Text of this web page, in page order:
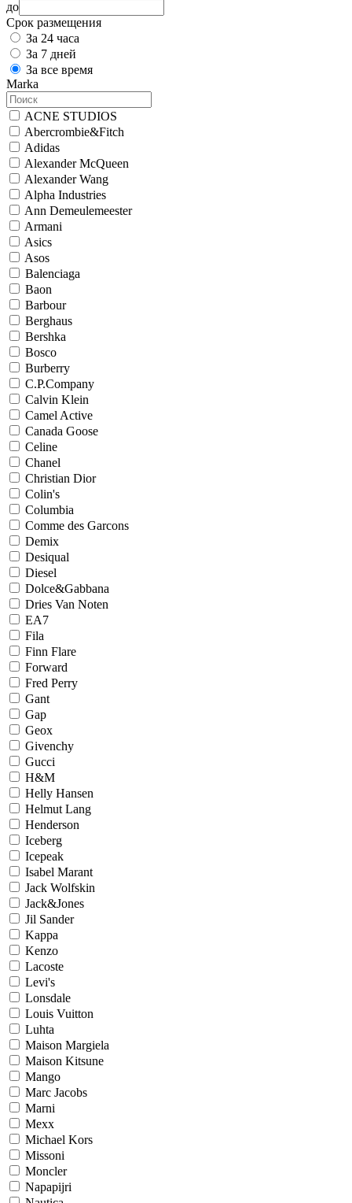
до
Срок размещения
За 24 часа
За 7 дней
За все время
Marka
ACNE STUDIOS
Abercrombie&Fitch
Adidas
Alexander McQueen
Alexander Wang
Alpha Industries
Ann Demeulemeester
Armani
Asics
Asos
Balenciaga
Baon
Barbour
Berghaus
Bershka
Bosco
Burberry
C.P.Company
Calvin Klein
Camel Active
Canada Goose
Celine
Chanel
Christian Dior
Colin's
Columbia
Comme des Garcons
Demix
Desiqual
Diesel
Dolce&Gabbana
Dries Van Noten
EA7
Fila
Finn Flare
Forward
Fred Perry
Gant
Gap
Geox
Givenchy
Gucci
H&M
Helly Hansen
Helmut Lang
Henderson
Iceberg
Icepeak
Isabel Marant
Jack Wolfskin
Jack&Jones
Jil Sander
Kappa
Kenzo
Lacoste
Levi's
Lonsdale
Louis Vuitton
Luhta
Maison Margiela
Maison Kitsune
Mango
Marc Jacobs
Marni
Mexx
Michael Kors
Missoni
Moncler
Napapijri